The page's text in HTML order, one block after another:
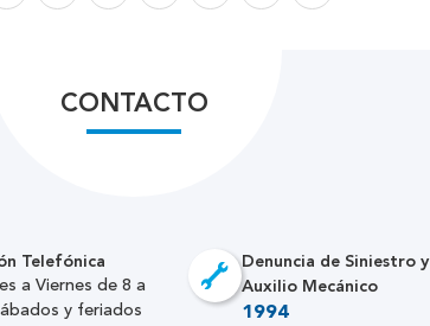
CONTACTO
Telefónica
a Viernes de 8 a
y feriados
Denuncia de Siniestro y
Auxilio Mecánico
1994